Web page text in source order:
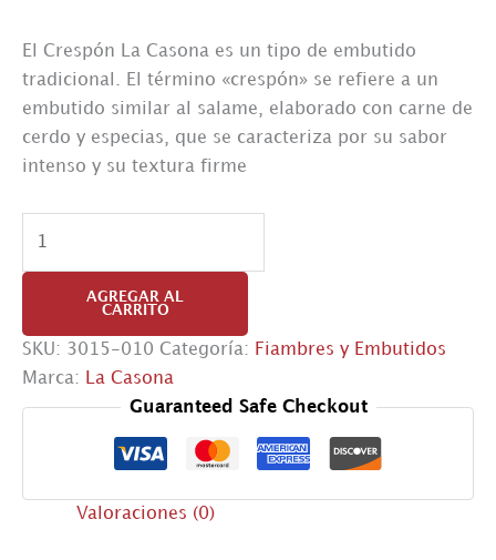
El Crespón La Casona es un tipo de embutido
tradicional. El término «crespón» se refiere a un
embutido similar al salame, elaborado con carne de
cerdo y especias, que se caracteriza por su sabor
intenso y su textura firme
AGREGAR AL
CARRITO
SKU: 3015-010 Categoría: Fiambres y Embutidos
Marca:
La Casona
Guaranteed Safe Checkout
Valoraciones (0)